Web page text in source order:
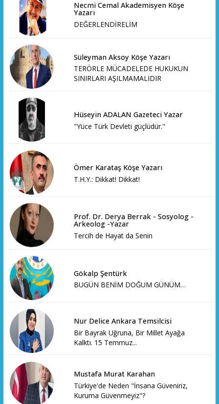
Necmi Cemal Akademisyen Köşe
Yazarı
DEĞERLENDİRELİM
Süleyman Aksoy Köşe Yazarı
TERÖRLE MÜCADELEDE HUKUKUN
SINIRLARI AŞILMAMALIDIR
Hüseyin ADALAN Gazeteci Yazar
"Yüce Türk Devleti güçlüdür."
Ömer Karataş Köşe Yazarı
T.H.Y.: Dikkat! Dikkat!
Prof. Dr. Derya Berrak - Sosyolog -
Arkeolog -Yazar
Tercih de Hayat da Senin
Gökalp Şentürk
BUGÜN BENİM DOĞUM GÜNÜM…
Nur Delice Ankara Temsilcisi
Bir Bayrak Uğruna, Bir Millet Ayağa
Kalktı. 15 Temmuz...
Mustafa Murat Karahan
Türkiye'de Neden "İnsana Güveniriz,
Kuruma Güvenmeyiz"?